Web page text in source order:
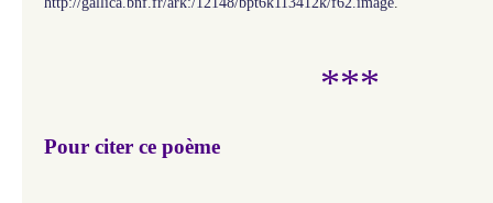
***
Pour citer ce poème